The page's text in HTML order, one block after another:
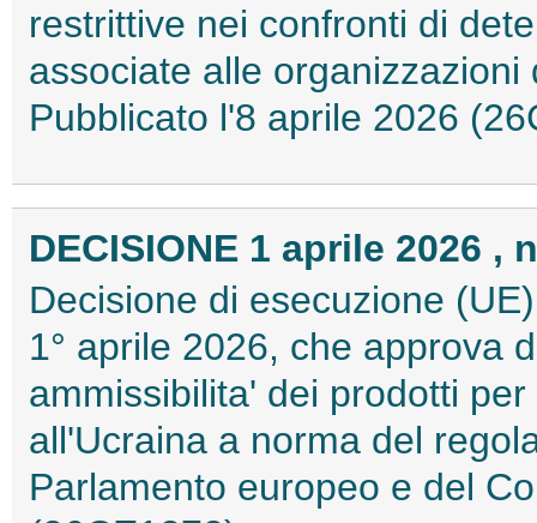
restrittive nei confronti di
associate alle
Pubblicato l'8 aprile 2026
DECISIONE 1 aprile 2026 ,
Decisione di esecuzione
1° aprile 2026, che approva
ammissibilita' dei prodotti
all'Ucraina a norma del
Parlamento europeo e del